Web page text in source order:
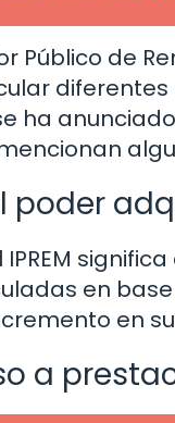
Público de
ha
poder
en
en
a